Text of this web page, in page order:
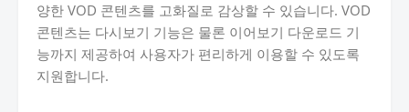
양한 VOD 콘텐츠를 고화질로 감상할 수 있습니다. VOD
콘텐츠는 다시보기 기능은 물론 이어보기 다운로드 기
능까지 제공하여 사용자가 편리하게 이용할 수 있도록
지원합니다.